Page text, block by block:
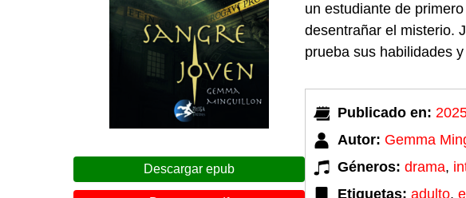
Descargar epub
un estudiante de
desentrañar el misterio.
prueba sus habilidades
Publicado en:
Autor: Gemma
Géneros: drama,
Etiquetas: adulto,